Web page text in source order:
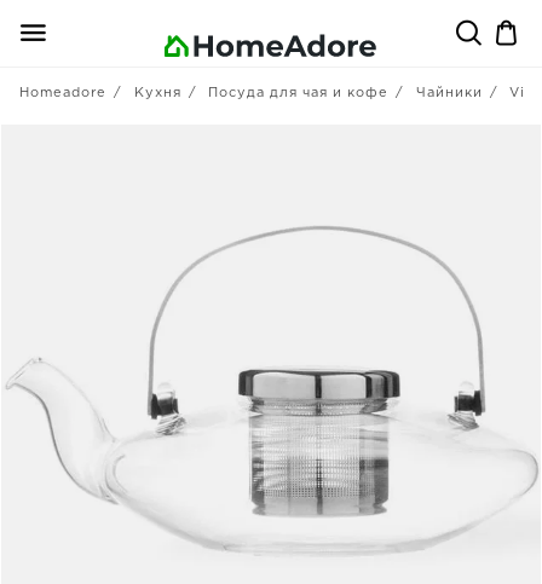
Homeadore Кухня Посуда для чая и кофе Чайники